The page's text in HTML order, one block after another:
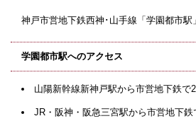
神戸市営地下鉄西神･山手線「学園都市駅
学園都市駅へのアクセス
山陽新幹線新神戸駅から市営地下鉄で
JR・阪神・阪急三宮駅から市営地下鉄